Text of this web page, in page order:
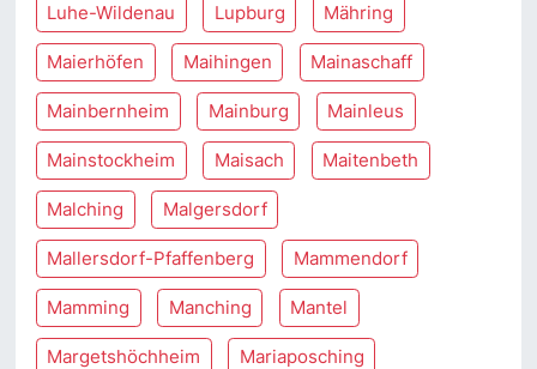
Luhe-Wildenau Lupburg Mähring
Maierhöfen Maihingen Mainaschaff
Mainbernheim Mainburg Mainleus
Mainstockheim Maisach Maitenbeth
Malching Malgersdorf
Mallersdorf-Pfaffenberg Mammendorf
Mamming Manching Mantel
Margetshöchheim Mariaposching